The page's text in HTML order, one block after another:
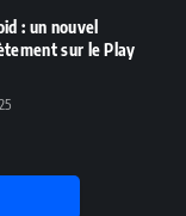
: un nouvel
sur le Play